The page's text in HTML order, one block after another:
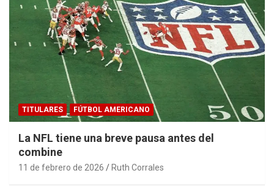
TITULARES FÚTBOL AMERICANO
La NFL tiene una breve pausa antes del
combine
11 de febrero de 2026 Ruth Corrales